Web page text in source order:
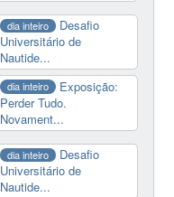
dia inteiro
Desafio
Universitário de
Nautide...
dia inteiro
Exposição:
Perder Tudo.
Novament...
dia inteiro
Desafio
Universitário de
Nautide...